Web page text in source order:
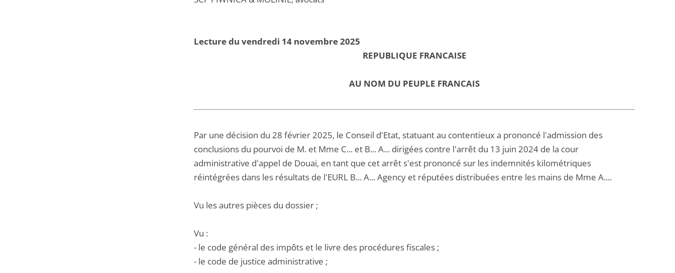
Lecture du vendredi 14 novembre 2025
REPUBLIQUE FRANCAISE
AU NOM DU PEUPLE FRANCAIS
Par une décision du 28 février 2025, le Conseil d'Etat, statuant au contentieux a prononcé l'admission des
conclusions du pourvoi de M. et Mme C... et B... A... dirigées contre l'arrêt du 13 juin 2024 de la cour
administrative d'appel de Douai, en tant que cet arrêt s'est prononcé sur les indemnités kilométriques
réintégrées dans les résultats de l'EURL B... A... Agency et réputées distribuées entre les mains de Mme A....
Vu les autres pièces du dossier ;
Vu :
- le code général des impôts et le livre des procédures fiscales ;
- le code de justice administrative ;